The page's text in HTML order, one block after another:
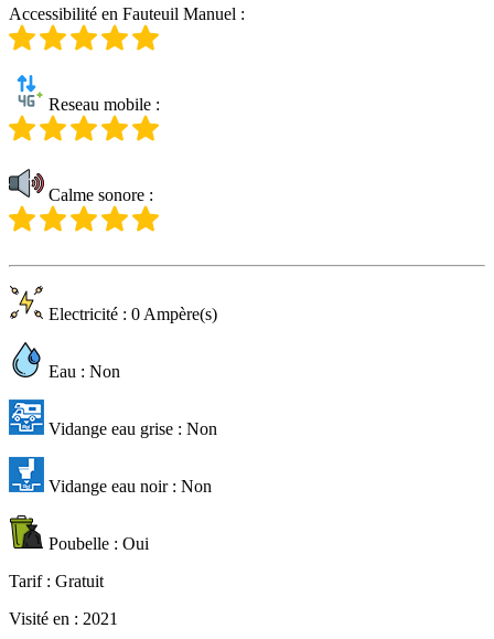
Accessibilité en Fauteuil Manuel :
Reseau mobile :
Calme sonore :
Electricité : 0 Ampère(s)
Eau : Non
Vidange eau grise : Non
Vidange eau noir : Non
Poubelle : Oui
Tarif: Gratuit
Visité en : 2021